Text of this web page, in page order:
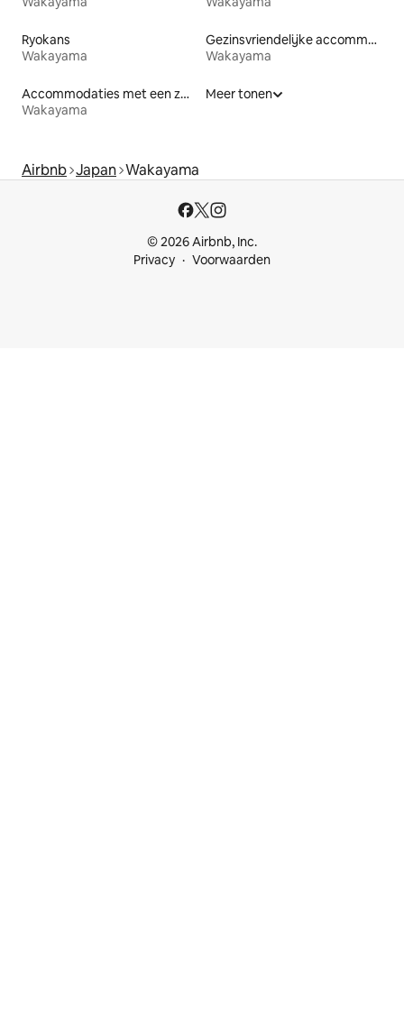
Ryokans
Wakayama
Gezinsvriendelijke accommodaties
Wakayama
Accommodaties met een zwembad
Wakayama
Meer tonen
Airbnb Japan Wakayama
© 2026 Airbnb, Inc.
Privacy
Voorwaarden